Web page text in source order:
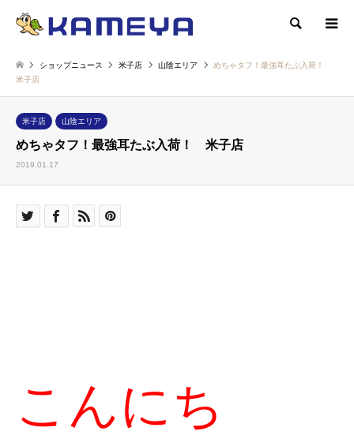
検索
ショップニュース 米子店 山陰エリア
めちゃタフ！最強耳たぶ入荷！
米子店
米子店 山陰エリア
めちゃタフ！最強耳たぶ入荷！ 米子店
2019.01.17
こんにち